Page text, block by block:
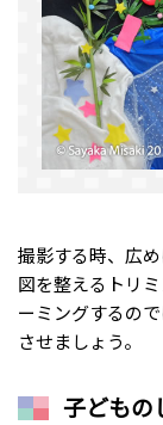
撮影する時、広
図を整えるトリ
ーミングするの
させましょう。
子どもの